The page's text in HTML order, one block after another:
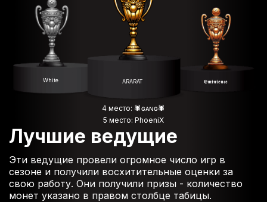
ARARAT
White 𝕰𝖒𝖎𝖓𝖎𝖊𝖓𝖈𝖊
4 место: 🕷️ɢᴀɴɢ🕷️
5 место: PhoeniX
Лучшие ведущие
Эти ведущие провели огромное число игр в
сезоне и получили восхитительные оценки за
свою работу. Они получили призы - количество
монет указано в правом столбце табицы.